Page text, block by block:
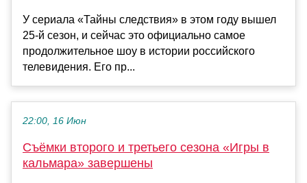
У сериала «Тайны следствия» в этом году вышел
25-й сезон, и сейчас это официально самое
продолжительное шоу в истории российского
телевидения. Его пр...
22:00, 16 Июн
Съёмки второго и третьего сезона «Игры в
кальмара» завершены